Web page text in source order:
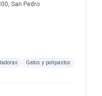
San Pedro
Gatos y polipastos